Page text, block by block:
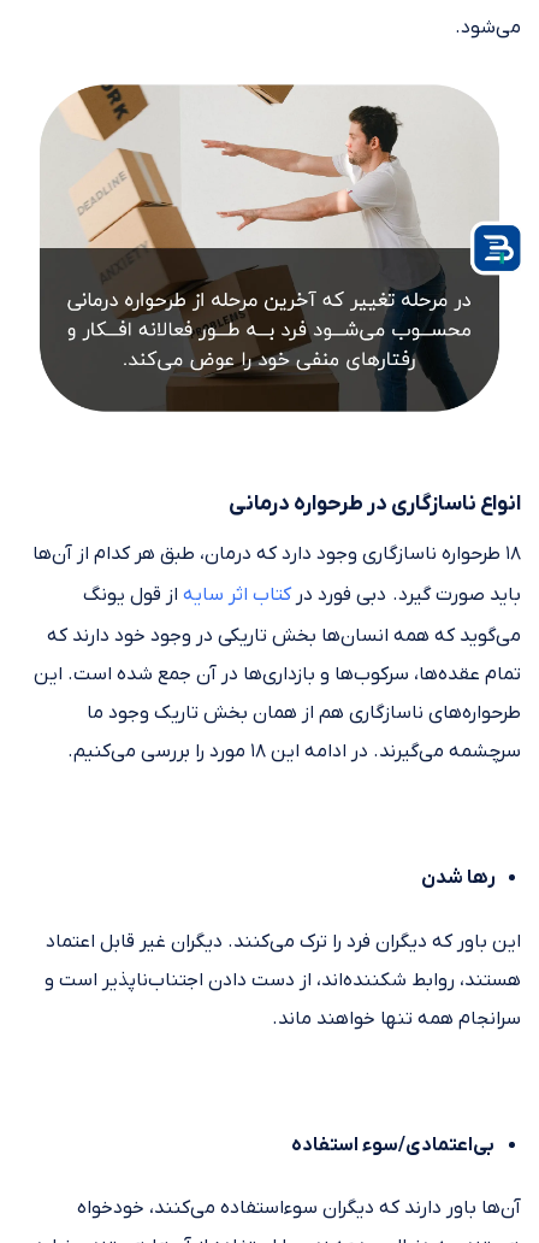
می‌شود.
انواع ناسازگاری در طرحواره درمانی
۱۸ طرحواره ناسازگاری وجود دارد که درمان، طبق هر کدام از آن‌ها
باید صورت گیرد. دبی فورد درکتاب اثر سایه از قول یونگ
می‌گوید که همه انسان‌ها بخش تاریکی در وجود خود دارند که
تمام عقده‌ها، سرکوب‌ها و بازداری‌ها در آن جمع شده است. این
طرحواره‌های ناسازگاری هم از همان بخش تاریک وجود ما
سرچشمه می‌گیرند. در ادامه این ۱۸ مورد را بررسی می‌کنیم.
رها شدن
این باور که دیگران فرد را ترک می‌کنند. دیگران غیر قابل اعتماد
هستند، روابط شکننده‌اند، از دست دادن اجتناب‌ناپذیر است و
سرانجام همه تنها خواهند ماند.
بی‌اعتمادی/سوء استفاده
آن‌ها باور دارند که دیگران سوءاستفاده می‌کنند، خودخواه